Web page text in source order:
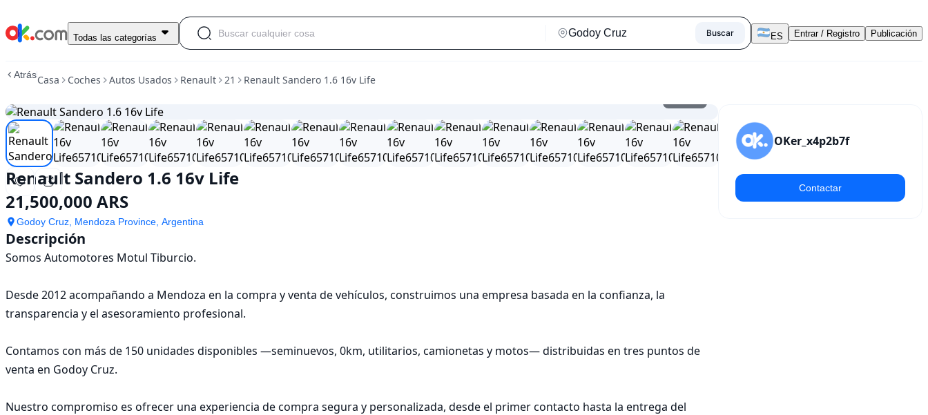
Usado
1.6
Life
En
venta
21,500,000
ARS
Todas las categorías Buscar ES Entrar / Registro Publicación
AtrásCasa Coches Autos Usados Renault 21 Renault Sandero 1.6 16v Life
Renault Sandero 1.6 16v Life
21,500,000 ARS
Godoy Cruz, Mendoza Province, Argentina
Descripción
Somos Automotores Motul Tiburcio.
Desde 2012 acompañando a Mendoza en la compra y venta de vehículos, construimos una empresa basada en la confianza, la
transparencia y el asesoramiento profesional.
Contamos con más de 150 unidades disponibles —seminuevos, 0km, utilitarios, camionetas y motos— distribuidas en tres puntos de
venta en Godoy Cruz.
Nuestro compromiso es ofrecer una experiencia de compra segura y personalizada, desde el primer contacto hasta la entrega del
OKer_x4p2b7f
Contactar